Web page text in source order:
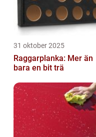
31 oktober 2025
Raggarplanka: Mer än
bara en bit trä